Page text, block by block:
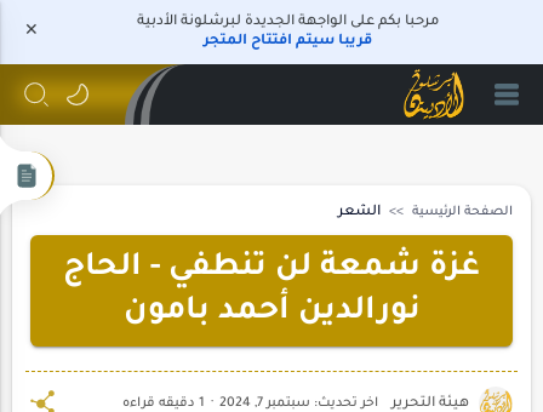
مرحبا بكم على الواجهة الجديدة لبرشلونة الأدبية
قريبا سيتم افتتاح المتجر
الصفحة الرئيسية الشعر
غزة شمعة لن تنطفي - الحاج
نورالدين أحمد بامون
1 دقيقه قراءه